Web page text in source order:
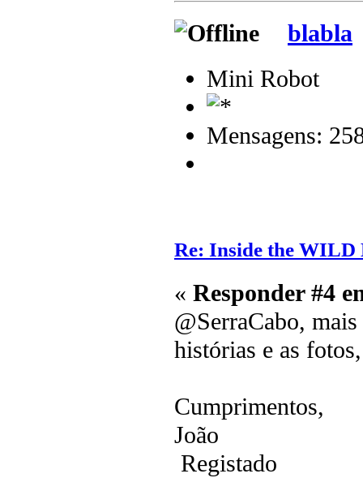
blabla
Mini Robot
Mensagens:
Re: Inside the
« Responder #4
@SerraCabo,
histórias e as
Cumprimentos,
João
Registado